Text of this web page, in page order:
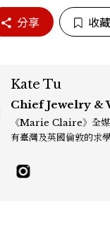
分享 收藏
Kate Tu
Chief Jewelry &
《Marie Claire》全媒
有臺灣及英國倫敦的求
佳人》編輯工作內容，
採訪、珠寶市場動態等